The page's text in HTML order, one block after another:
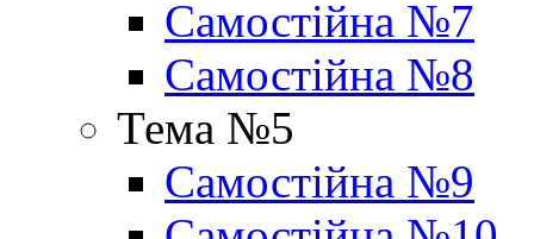
Самостійна №7
Самостійна №8
Тема №5
Самостійна №9